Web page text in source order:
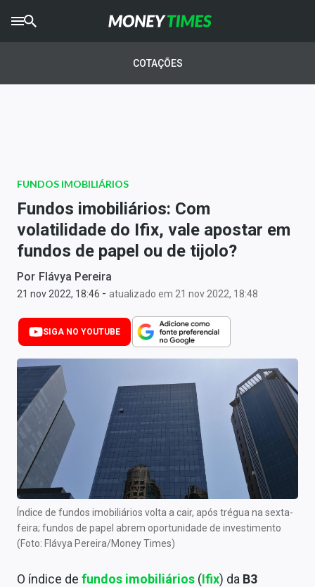
AGROTIMES
Newsletters
Money Trader
Anuncie
Últimas Notícias
Newsletters
Cotações
Comprar ou vender?
Carteiras Recomendadas
Central de Dividendos
Central de Fundos Imobiliários
Central dos IPOs
Renda Fixa
Finanças Pessoais
COTAÇÕES
FUNDOS IMOBILIÁRIOS
Fundos imobiliários: Com
volatilidade do Ifix, vale apostar em
fundos de papel ou de tijolo?
Por Flávya Pereira
21 nov 2022, 18:46 - atualizado em 21 nov 2022, 18:48
SIGA NO YOUTUBE
Índice de fundos imobiliários volta a cair, após trégua na sexta-
feira; fundos de papel abrem oportunidade de investimento
(Foto: Flávya Pereira/Money Times)
O índice de fundos imobiliários (Ifix) da B3